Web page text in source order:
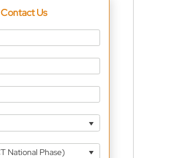
Contact Us
National Phase)